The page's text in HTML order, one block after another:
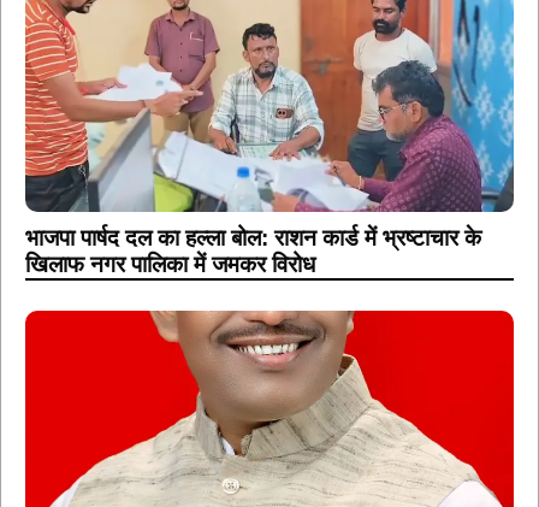
भाजपा पार्षद दल का हल्ला बोल: राशन कार्ड में भ्रष्टाचार के
खिलाफ नगर पालिका में जमकर विरोध